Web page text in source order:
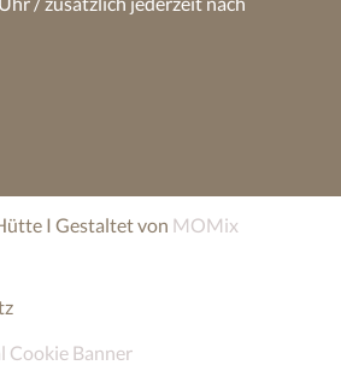
I Gestaltet von MOMix
Cookie Banner